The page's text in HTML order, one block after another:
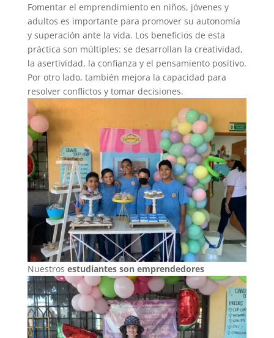
Fomentar el emprendimiento en niños, jóvenes y
adultos es importante para promover su autonomía
y superación ante la vida. Los beneficios de esta
práctica son múltiples: se desarrollan la creatividad,
la asertividad, la confianza y el pensamiento positivo.
Por otro lado, también mejora la capacidad para
resolver conflictos y tomar decisiones.
Nuestros estudiantes son emprendedores